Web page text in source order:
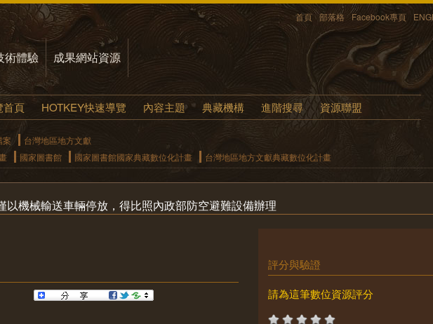
首頁 部落格 Facebook專頁
術體驗 成果網站資源
首頁 HOTKEY快速導覽 內容主題 典藏機構 進階搜尋 資源聯盟
案
台灣地區地方文獻
國家圖書館 國家圖書館國家典藏數位化計畫 台灣地區地方文獻典藏數位化計畫
以機械輸送車輛停放，得比照內政部防空避難設備辦理
評分與驗證
請為這筆數位資源評分